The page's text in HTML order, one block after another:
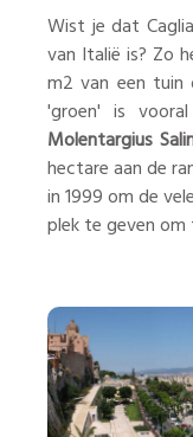
Wist je dat
van Italië is? Zo
m2 van een
'groen' is
Molentargius
hectare aan de
in 1999 om de
plek te geven